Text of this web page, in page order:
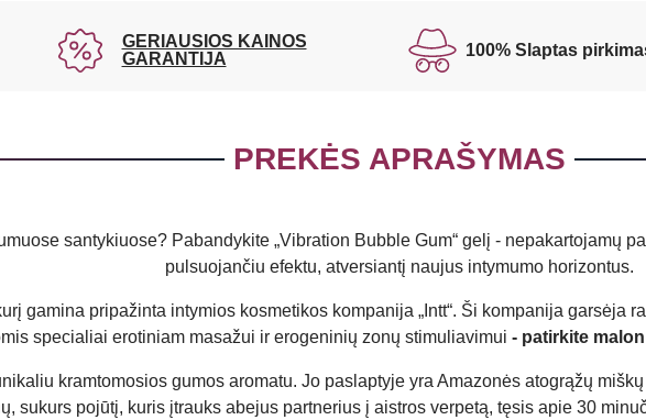
GERIAUSIOS KAINOS
GARANTIJA
100% Slaptas
PREKĖS APRAŠYMAS
santykiuose? Pabandykite „Vibration Bubble Gum“ gelį - nepakartojamų
pulsuojančiu efektu, atversiantį naujus intymumo horizontus.
gamina pripažinta intymios kosmetikos kompanija „Intt“. Ši kompanija garsėja
specialiai erotiniam masažui ir erogeninių zonų stimuliavimui - patirkite
kramtomosios gumos aromatu. Jo paslaptyje yra Amazonės atogrąžų
sukurs pojūtį, kuris įtrauks abejus partnerius į aistros verpetą, tęsis apie 30